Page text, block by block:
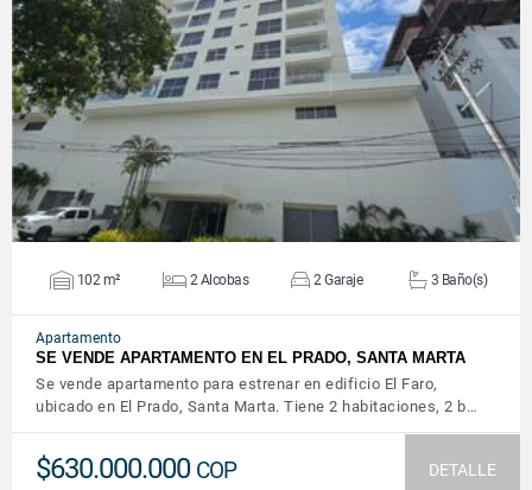
VER DETALLES
102 m² 2 Alcobas 2 Garaje 3 Baño(s)
Apartamento
SE VENDE APARTAMENTO EN EL PRADO, SANTA MARTA
Se vende apartamento para estrenar en edificio El Faro,
ubicado en El Prado, Santa Marta. Tiene 2 habitaciones, 2 b…
$630.000.000 COP DETALLE